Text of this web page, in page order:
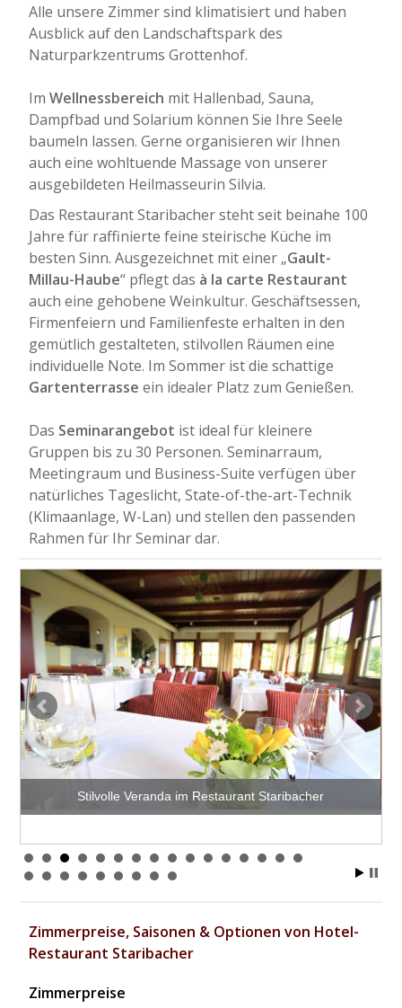
Alle unsere Zimmer sind klimatisiert und haben
Ausblick auf den Landschaftspark des
Naturparkzentrums Grottenhof.
ImWellnessbereich mit Hallenbad, Sauna,
Dampfbad und Solarium können Sie Ihre Seele
baumeln lassen. Gerne organisieren wir Ihnen
auch eine wohltuende Massage von unserer
ausgebildeten Heilmasseurin Silvia.
Das Restaurant Staribacher steht seit beinahe 100
Jahre für raffinierte feine steirische Küche im
besten Sinn. Ausgezeichnet mit einer „Gault-
Millau-Haube“ pflegt das à la carte Restaurant
auch eine gehobene Weinkultur. Geschäftsessen,
Firmenfeiern und Familienfeste erhalten in den
gemütlich gestalteten, stilvollen Räumen eine
individuelle Note. Im Sommer ist die schattige
Gartenterrasseein idealer Platz zum Genießen.
Das Seminarangebot ist ideal für kleinere
Gruppen bis zu 30 Personen. Seminarraum,
Meetingraum und Business-Suite verfügen über
natürliches Tageslicht, State-of-the-art-Technik
(Klimaanlage, W-Lan) und stellen den passenden
Rahmen für Ihr Seminar dar.
Stilvolle Veranda im Restaurant Staribacher
Zimmerpreise, Saisonen & Optionen von Hotel-
Restaurant Staribacher
Zimmerpreise